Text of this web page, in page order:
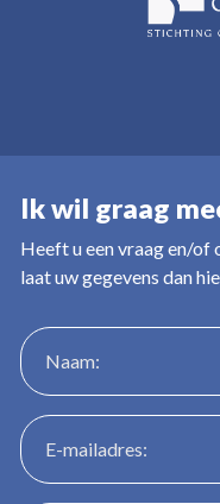
Ik wil graag
Heeft u een vraag en/of
laat uw gegevens dan
Naam:
E-mailadres: